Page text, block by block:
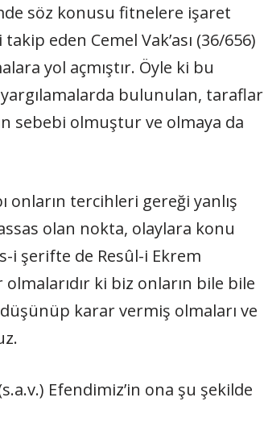
söz konusu fitnelere işaret
eden Cemel Vak’ası (36/656)
yol açmıştır. Öyle ki bu
bulunulan, taraflar
sebebi olmuştur ve olmaya da
onların tercihleri gereği yanlış
olan nokta, olaylara konu
i şerifte de Resûl-i Ekrem
ki biz onların bile bile
karar vermiş olmaları ve
Efendimiz’in ona şu şekilde